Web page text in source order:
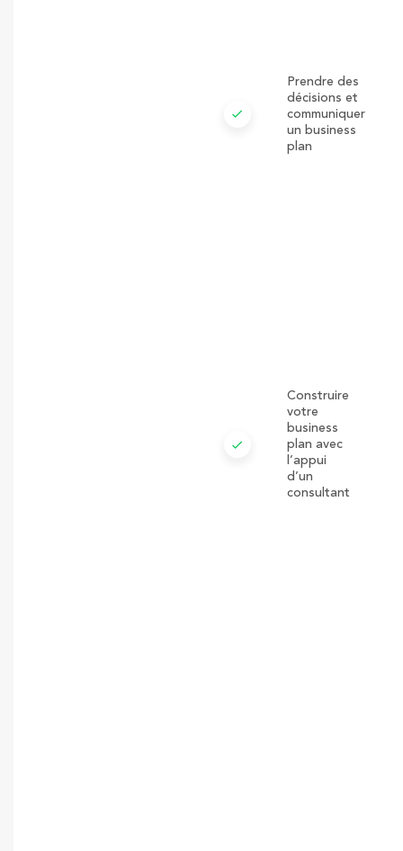
check
Prendre des
décisions et
communiquer
un business
plan
check
Construire
votre
business
plan avec
l’appui
d’un
consultant